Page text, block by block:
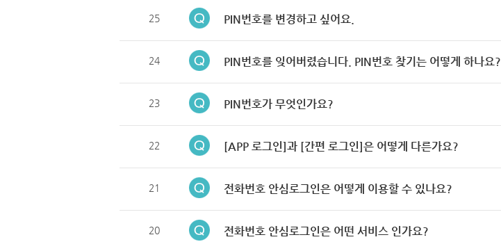
25 PIN번호를 변경하고 싶어요.
24 PIN번호를 잊어버렸습니다. PIN번호 찾기는 어떻게 하나요?
23 PIN번호가 무엇인가요?
22 [APP 로그인]과 [간편 로그인]은 어떻게 다른가요?
21 전화번호 안심로그인은 어떻게 이용할 수 있나요?
20 전화번호 안심로그인은 어떤 서비스 인가요?